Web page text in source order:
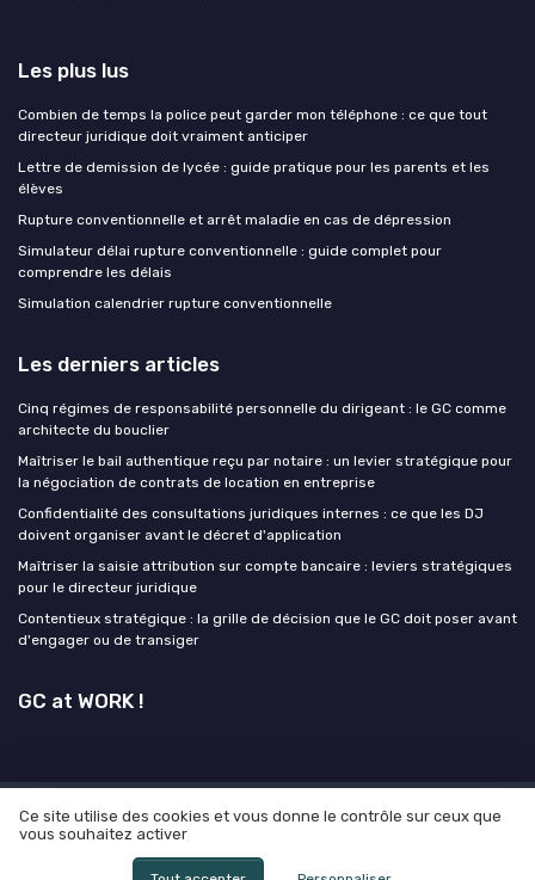
Les plus lus
Combien de temps la police peut garder mon téléphone : ce que tout
directeur juridique doit vraiment anticiper
Lettre de demission de lycée : guide pratique pour les parents et les
élèves
Rupture conventionnelle et arrêt maladie en cas de dépression
Simulateur délai rupture conventionnelle : guide complet pour
comprendre les délais
Simulation calendrier rupture conventionnelle
Les derniers articles
Cinq régimes de responsabilité personnelle du dirigeant : le GC comme
architecte du bouclier
Maîtriser le bail authentique reçu par notaire : un levier stratégique pour
la négociation de contrats de location en entreprise
Confidentialité des consultations juridiques internes : ce que les DJ
doivent organiser avant le décret d'application
Maîtriser la saisie attribution sur compte bancaire : leviers stratégiques
pour le directeur juridique
Contentieux stratégique : la grille de décision que le GC doit poser avant
d'engager ou de transiger
GC at WORK !
Mentions légales Politique de confidentialité
Grande
enquête 2025 sur l'IA et les directeurs juridiques
© GC at WORK ! 2026
Ce site utilise des cookies et vous donne le contrôle sur ceux que
vous souhaitez activer